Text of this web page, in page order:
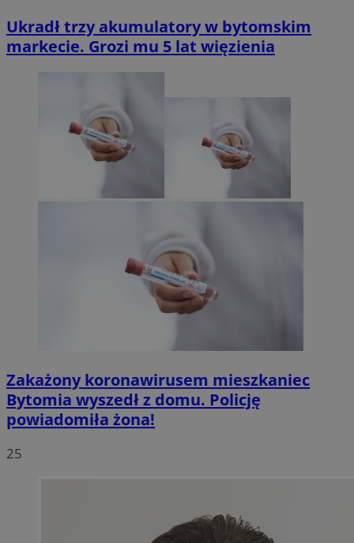
Ukradł trzy akumulatory w bytomskim
markecie. Grozi mu 5 lat więzienia
Zakażony koronawirusem mieszkaniec
Bytomia wyszedł z domu. Policję
powiadomiła żona!
25